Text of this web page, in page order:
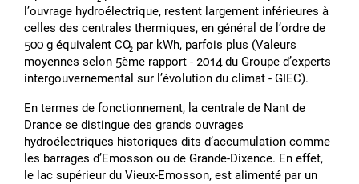
lʼouvrage hydroélectrique, restent largement inférieures à
celles des centrales thermiques, en général de lʼordre de
500 g équivalent CO2 par kWh, parfois plus (Valeurs
moyennes selon 5ème rapport - 2014 du Groupe dʼexperts
intergouvernemental sur lʼévolution du climat - GIEC).
En termes de fonctionnement, la centrale de Nant de
Drance se distingue des grands ouvrages
hydroélectriques historiques dits dʼaccumulation comme
les barrages dʼEmosson ou de Grande-Dixence. En effet,
le lac supérieur du Vieux-Emosson, est alimenté par un